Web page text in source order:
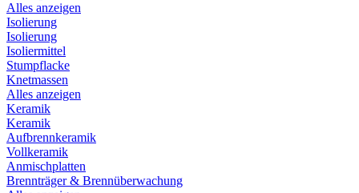
Alles anzeigen
Isolierung
Isolierung
Isoliermittel
Stumpflacke
Knetmassen
Alles anzeigen
Keramik
Keramik
Aufbrennkeramik
Vollkeramik
Anmischplatten
Brennträger & Brennüberwachung